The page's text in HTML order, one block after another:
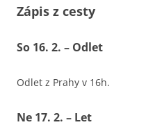
Zápis z cesty
So 16. 2. – Odlet
Odlet z Prahy v 16h.
Ne 17. 2. – Let